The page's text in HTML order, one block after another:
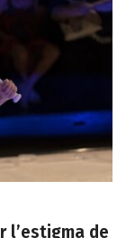
l’estigma de